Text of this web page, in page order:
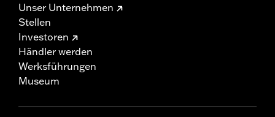
Unser Unternehmen
Stellen
Investoren
Händler werden
Werksführungen
Museum